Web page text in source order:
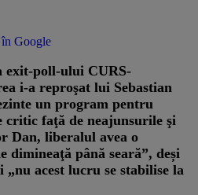
în Google
exit-poll-ului CURS-
i-a reproşat lui Sebastian
un program pentru
critic faţă de neajunsurile şi
Dan, liberalul avea o
dimineaţă până seară”, deși
„nu acest lucru se stabilise la